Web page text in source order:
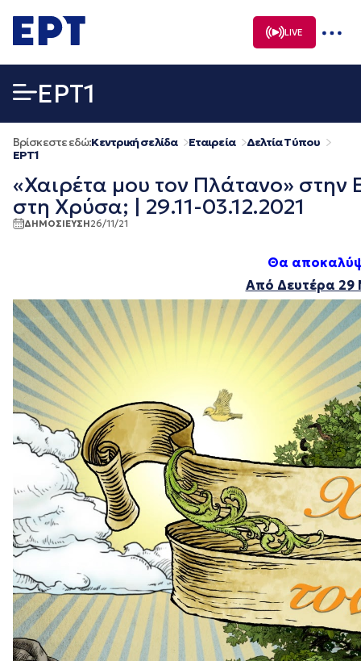
σε
περιεχόμενο
LIVE
EΡΤ1
Βρίσκεστε εδώ:Κεντρική σελίδα Εταιρεία
Δελτία Τύπου
EΡΤ1
«Χαιρέτα μου τον Πλάτανο» στην
στη Χρύσα; | 29.11-03.12.2021
ΔΗΜΟΣΙΕΥΣΗ26/11/21
Θα
Από Δευτέρα 29